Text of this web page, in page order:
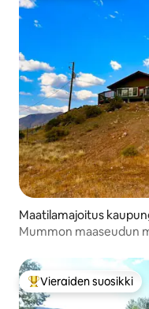
Maatilamajoitus
Mummon maaseudun
Vieraiden suosikkien
Vieraiden suosikki